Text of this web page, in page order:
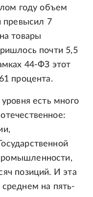
году объем
превысил 7
товары
почти 5,5
44-ФЗ этот
процента.
есть много
позиций. И эта
на пять-